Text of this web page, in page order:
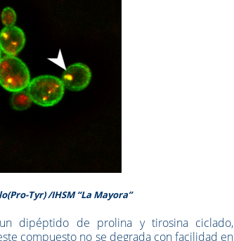
Tyr) /IHSM “La Mayora”
un dipéptido de prolina y tirosina ciclado,
compuesto no se degrada con facilidad en